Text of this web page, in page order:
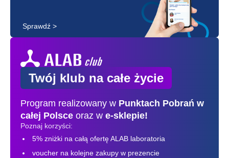
Sprawdź >
Twój klub na całe życie
Program realizowany w Punktach Pobrań w
całej Polsce oraz w e-sklepie!
Poznaj korzyści:
5% zniżki na całą ofertę ALAB laboratoria
voucher na kolejne zakupy w prezencie